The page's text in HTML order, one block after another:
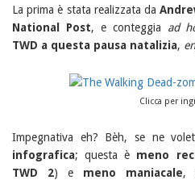
La prima è stata realizzata da
National Post, e conteggia ad
TWD a questa pausa natalizia,
Clicca per
Impegnativa eh? Bèh, se ne
infografica; questa è meno
TWD 2) e meno maniacale,